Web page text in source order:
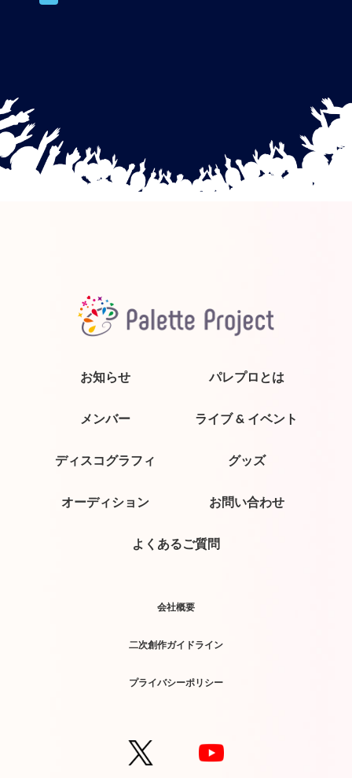
お知らせ パレプロとは
メンバー ライブ & イベント
ディスコグラフィ グッズ
オーディション お問い合わせ
よくあるご質問
会社概要
二次創作ガイドライン
プライバシーポリシー